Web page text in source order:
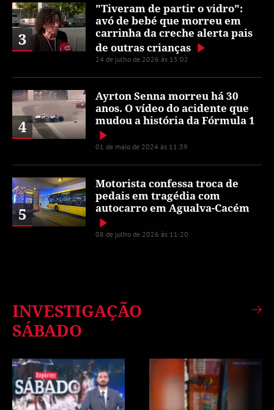
3
"Tiveram de partir o vidro":
avó de bebé que morreu em
carrinha da creche alerta pais
de outras crianças
24 de julho de 2026 às 15:02
4
Ayrton Senna morreu há 30
anos. O vídeo do acidente que
mudou a história da Fórmula 1
01 de maio de 2024 às 11:39
5
Motorista confessa troca de
pedais em tragédia com
autocarro em Agualva-Cacém
08 de julho de 2026 às 11:20
INVESTIGAÇÃO
SÁBADO